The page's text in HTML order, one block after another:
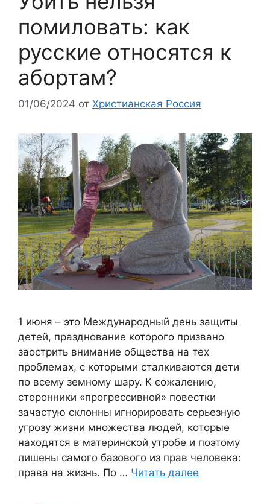
помиловать: как
русские относятся к
абортам?
01/06/2024 от Христианская Россия
1 июня – это Международный день защиты
детей, празднование которого призвано
заострить внимание общества на тех
проблемах, с которыми сталкиваются дети
по всему земному шару. К сожалению,
сторонники «прогрессивной» повестки
зачастую склонны игнорировать серьезную
угрозу жизни множества людей, которые
находятся в материнской утробе и поэтому
лишены самого базового из прав человека:
права на жизнь. По … Читать далее